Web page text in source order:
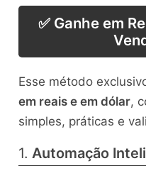
✅ Ganhe em
Esse método
em reais e em dólar,
simples, práticas e
1. Automação